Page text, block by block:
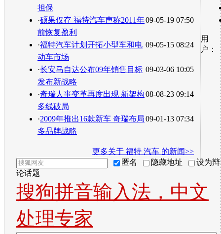
担保
09-05-19 07:50
·硕果仅存 福特汽车声称2011年
前恢复盈利
09-05-15 08:24
·福特汽车计划开拓小型车和电
动车市场
09-03-06 10:05
·长安马自达公布09年销售目标
发布新战略
08-08-23 09:14
·奇瑞人事变革再度出现 新架构
多线破局
09-01-13 07:34
·2009年推出16款新车 奇瑞布局
多品牌战略
更多关于 福特 汽车 的新闻>>
用
户：
匿名 隐藏地址
设为辩
论话题
搜狗拼音输入法，中文
处理专家